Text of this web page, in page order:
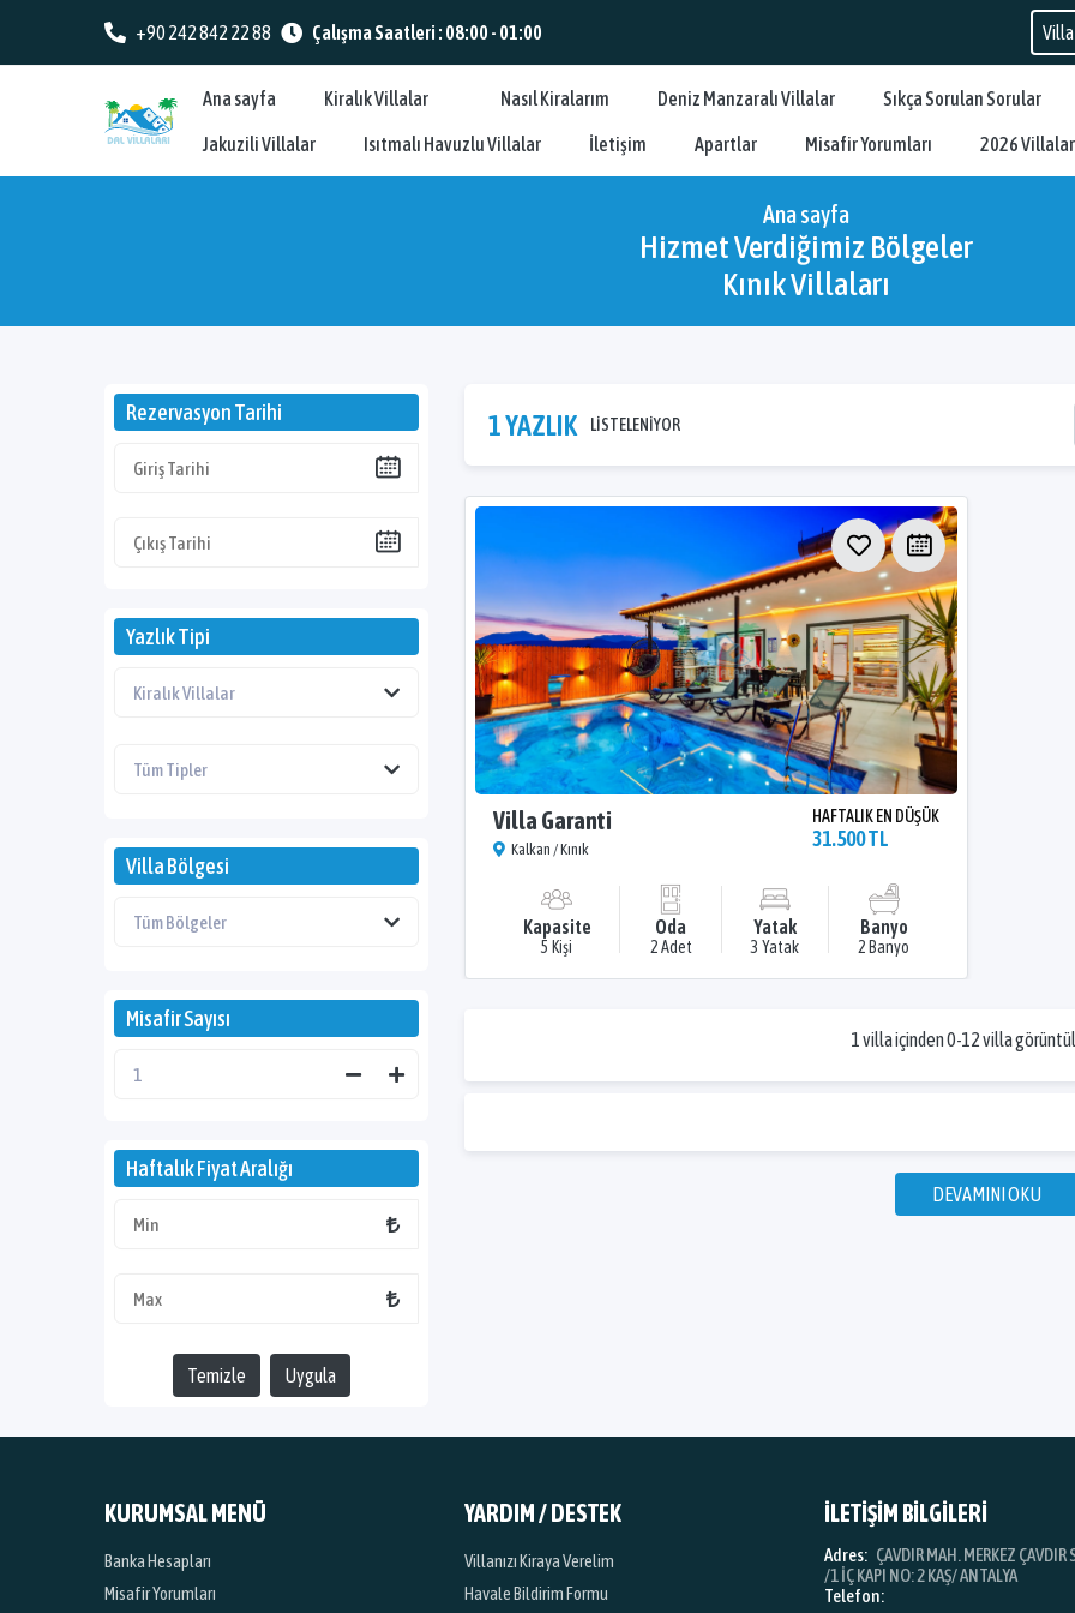
+90 242 842 22 88 Çalışma Saatleri : 08:00 - 01:00
Ana sayfa Kiralık Villalar Nasıl Kiralarım Deniz Manzaralı Villalar Sıkça Sorulan Sorular
Jakuzili Villalar Isıtmalı Havuzlu Villalar İletişim Apartlar Misafir Yorumları 2026
Ana sayfa
Hizmet Verdiğimiz Bölgeler
Kınık Villaları
Rezervasyon Tarihi
Yazlık Tipi
Villa Bölgesi
Misafir Sayısı
Haftalık Fiyat Aralığı
Temizle Uygula
1 YAZLIK LİSTELENİYOR
Villa Garanti
Kalkan / Kınık
HAFTALIK EN DÜŞÜK
31.500 TL
Kapasite
5 Kişi
Oda
2 Adet
Yatak
3 Yatak
Banyo
2 Banyo
1 villa içinden 0-12 villa
DEVAMINI OKU
KURUMSAL MENÜ
Banka Hesapları
Misafir Yorumları
YARDIM / DESTEK
Villanızı Kiraya Verelim
Havale Bildirim Formu
İLETİŞİM BİLGİLERİ
Adres: ÇAVDIR MAH. MERKEZ ÇAVDIR
/1 İÇ KAPI NO: 2 KAŞ/ ANTALYA
Telefon: